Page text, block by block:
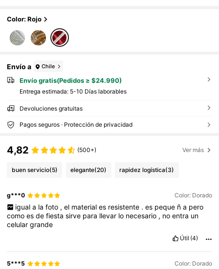
to para fiestas, bodas, bailes, cenas/banquete
Color: Rojo
Envío a Chile
Envío gratis(Pedidos ≥ $24.990)
Entrega estimada: 5-10 Días laborables
Devoluciones gratuitas
Pagos seguros · Protección de privacidad
4,82 (500+) Ver más
buen servicio(5) elegante(20) rapidez logística(3)
g***0 Color: Dorado
igual a la foto , el material es resistente . es peque ñ a pero
comoesdefiestasirve para llevar lo necesario , noentra un
celulargrande
Útil (4)
5***5 Color: Dorado